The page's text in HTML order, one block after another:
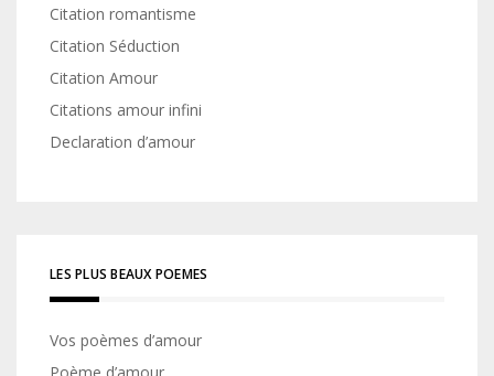
Citation romantisme
Citation Séduction
Citation Amour
Citations amour infini
Declaration d’amour
LES PLUS BEAUX POEMES
Vos poèmes d’amour